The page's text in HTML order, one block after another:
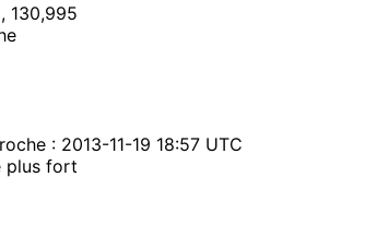
130,995
: 2013-11-19 18:57 UTC
plus fort